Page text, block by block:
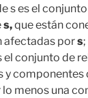
s es el
s,que están
afectadas pors;
el conjunto de
y
menos una